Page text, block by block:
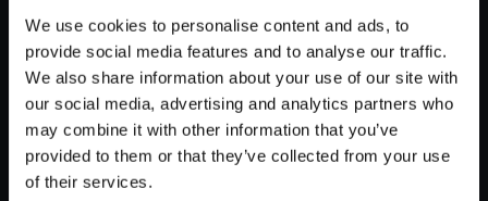
We use cookies to personalise content and ads, to
provide social media features and to analyse our traffic.
We also share information about your use of our site with
our social media, advertising and analytics partners who
may combine it with other information that you’ve
provided to them or that they’ve collected from your use
of their services.
【単曲】モンスターハンタース
トーリーズ3 ～運命の双竜～
オリジナル・サウンドトラック